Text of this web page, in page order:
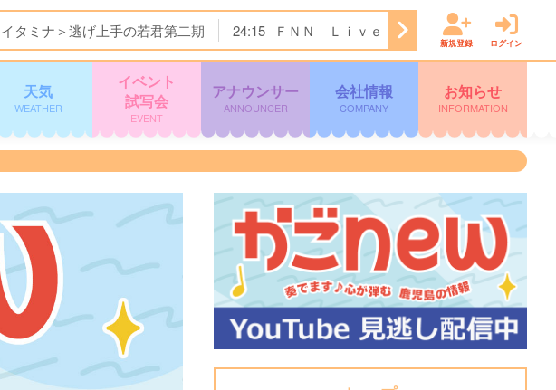
イタミナ＞逃げ上手の若君第二期 24:15 ＦＮＮ Ｌｉｖｅ Ｎｅｗｓ α 25:00
新規登録 ログイン
天気
WEATHER
イベント
試写会
EVENT
アナウンサー
ANNOUNCER
会社情報
COMPANY
お知らせ
INFORMATION